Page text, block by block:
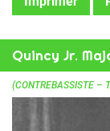
Quincy Jr.
(CONTREBASSISTE –